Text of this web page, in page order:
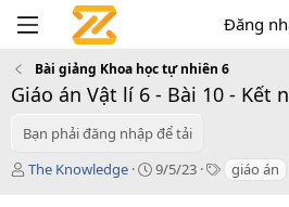
Đăng
Bài giảng Khoa học tự nhiên 6
Giáo án Vật lí 6 - Bài 10 - Kết
Bạn phải đăng nhập để tải
T
The Knowledge
C
9/5/23
T giáo án